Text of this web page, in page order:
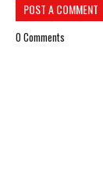
POST A COMMENT
0 Comments